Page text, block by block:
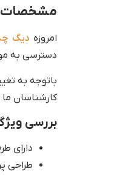
مشخصات دیگ ۱۴ پره
امروزه دیگ چدنی
دسترسی به
کارشناسان
بررسی ویژگی
دارای طرفیت
طراحی